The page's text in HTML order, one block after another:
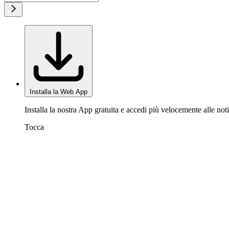
Installa la Web App
Installa la nostra App gratuita e accedi più velocemente alle
Tocca